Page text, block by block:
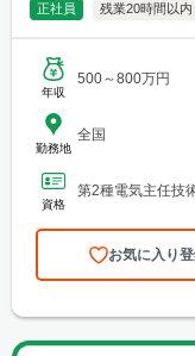
正社員 残業20時間以内
年収
500～800万円
勤務地
全国
資格
第2種電気主任技
お気に入り